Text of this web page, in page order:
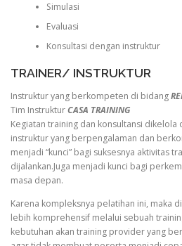
Simulasi
Evaluasi
Konsultasi dengan instruktur
TRAINER/ INSTRUKTUR
Instruktur yang berkompeten di bidang
Tim InstrukturCASA TRAINING
Kegiatan training dan konsultansi dikelola
instruktur yang berpengalaman dan
menjadi “kunci” bagi suksesnya aktivitas
dijalankan.Juga menjadi kunci bagi
masa depan.
Karena kompleksnya pelatihan ini, maka
lebih komprehensif melalui sebuah
kebutuhan akan training provider yang